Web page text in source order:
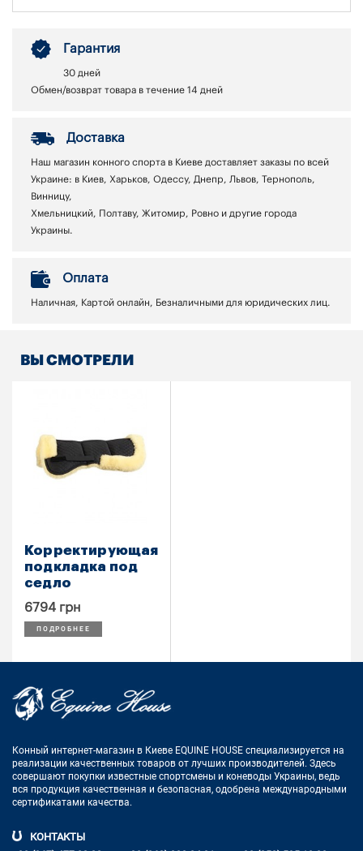
Гарантия
30 дней
Обмен/возврат товара в течение 14 дней
Доставка
Наш магазин конного спорта в Киеве доставляет заказы по всей
Украине: в Киев, Харьков, Одессу, Днепр, Львов, Тернополь,
Винницу,
Хмельницкий, Полтаву, Житомир, Ровно и другие города
Украины.
Оплата
Наличная, Картой онлайн, Безналичными для юридических лиц.
ВЫ СМОТРЕЛИ
Корректирующая
подкладка под
седло
6794 грн
ПОДРОБНЕЕ
Конный интернет-магазин в Киеве EQUINE HOUSE специализируется на
реализации качественных товаров от лучших производителей. Здесь
совершают покупки известные спортсмены и коневоды Украины, ведь
вся продукция качественная и безопасная, одобрена международными
сертификатами качества.
КОНТАКТЫ